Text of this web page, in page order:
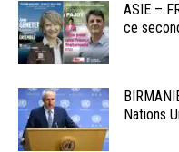
ASIE –
ce
Nations